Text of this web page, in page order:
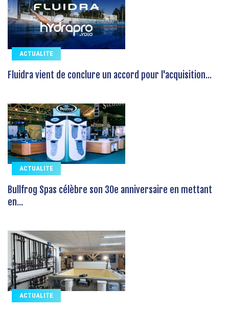
ACTUALITE
Fluidra vient de conclure un accord pour l'acquisition...
ACTUALITE
Bullfrog Spas célèbre son 30e anniversaire en mettant
en...
ACTUALITE